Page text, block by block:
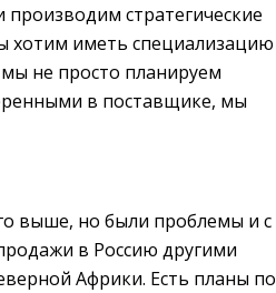
стратегические
хотим иметь специализацию
не просто планируем
в поставщике, мы
выше, но были проблемы и с
в Россию другими
Африки. Есть планы по